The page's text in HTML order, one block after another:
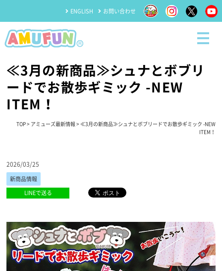
ENGLISH お問い合わせ
≪3月の新商品≫シュナとボブリ
ードでお散歩ギミック -NEW
ITEM！
TOP> アミューズ最新情報> ≪3月の新商品≫シュナとボブリードでお散歩ギミック -NEW
ITEM！
2026/03/25
新商品情報
LINEで送る